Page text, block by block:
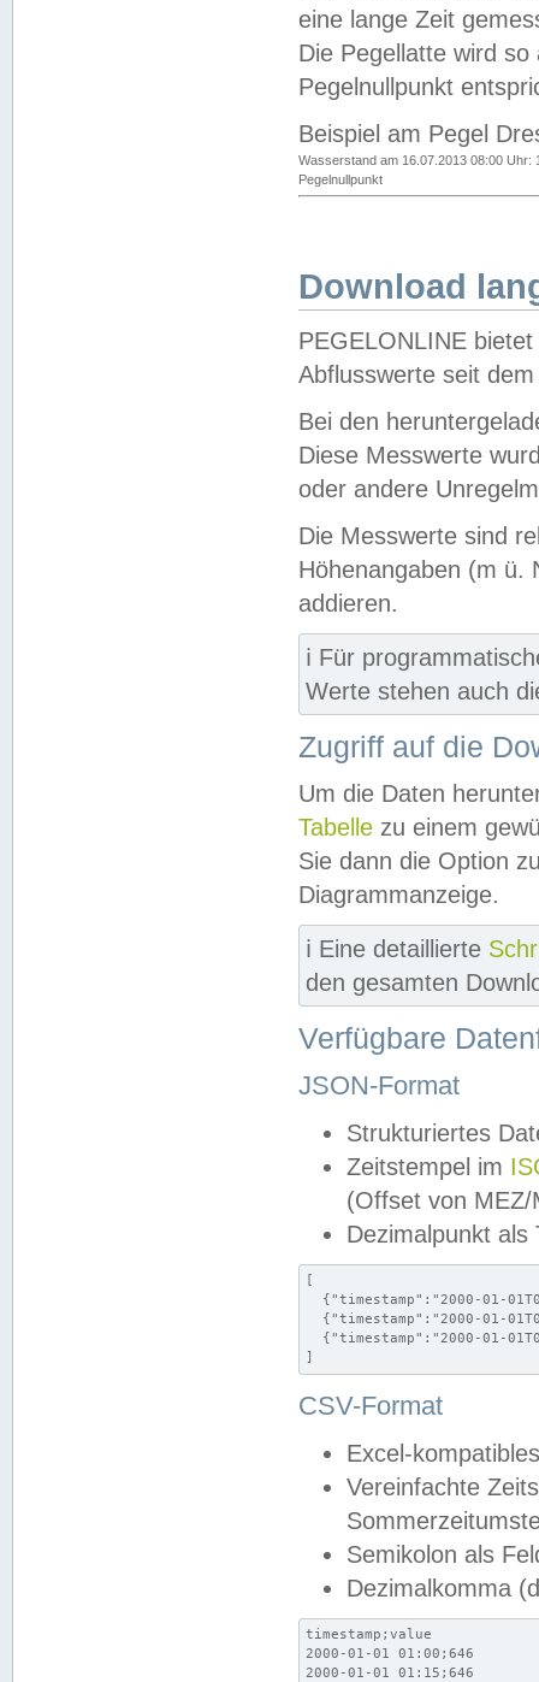
eine lange Zeit
Die Pegellatte wird
Pegelnullpunkt
Beispiel am Pegel
Wasserstand am 16.07.2013 08:00 Uhr:
Pegelnullpunkt
Download
PEGELONLINE
Abflusswerte seit
Bei den
Diese Messwerte
oder andere
Die Messwerte sind
Höhenangaben (m ü.
addieren.
ℹ️ Für
Werte stehen auch
Zugriff auf die
Um die Daten
Tabelle zu einem
Sie dann die Option
Diagrammanzeige.
ℹ️ Eine detaillierte
den gesamten
Verfügbare
JSON-Format
Strukturiertes
Zeitstempel im
(Offset von MEZ/
Dezimalpunkt als
[
{"timestamp":"2000-01-
{"timestamp":"2000-01-
{"timestamp":"2000-01-
]
CSV-Format
Excel-
Vereinfachte
Semikolon als
Dezimalkomma
timestamp;value
2000-01-01 01:00;646
2000-01-01 01:15;646